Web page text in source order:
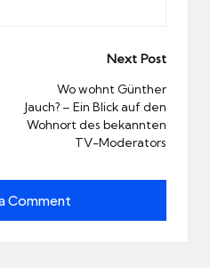
Next Post
Wo wohnt Günther
Jauch? – Ein Blick auf den
Wohnort des bekannten
TV-Moderators
Comment